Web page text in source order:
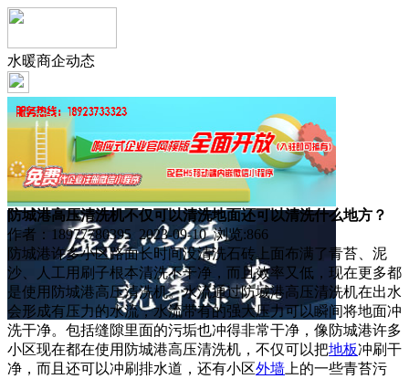
水暖商企动态
防城港高压清洗机不仅可以清洗地面还可以清洗什么地方？
作者：18977780395 2023-09-10 浏览:866
防城港许多小区路面长时间没清洗石砖上面布满了青苔、泥
沙、人工用刷子根本清洗不干净，而且效率又低，现在更多都
是使用防城港高压清洗机。水流通过防城港高压清洗机在出水
会形成有压力的水流，水流带有的强大压力可以瞬间将地面冲
洗干净。包括缝隙里面的污垢也冲得非常干净，像防城港许多
小区现在都在使用防城港高压清洗机，不仅可以把地板冲刷干
净，而且还可以冲刷排水道，还有小区外墙 上的一些青苔污